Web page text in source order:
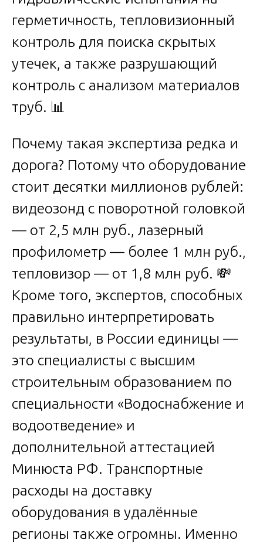
герметичность, тепловизионный
контроль для поиска скрытых
утечек, а также разрушающий
контроль с анализом материалов
труб. 📊
Почему такая экспертиза редка и
дорога? Потому что оборудование
стоит десятки миллионов рублей:
видеозонд с поворотной головкой
— от 2,5 млн руб., лазерный
профилометр — более 1 млн руб.,
тепловизор — от 1,8 млн руб. 💸
Кроме того, экспертов, способных
правильно интерпретировать
результаты, в России единицы —
это специалисты с высшим
строительным образованием по
специальности «Водоснабжение и
водоотведение» и
дополнительной аттестацией
Минюста РФ. Транспортные
расходы на доставку
оборудования в удалённые
регионы также огромны. Именно